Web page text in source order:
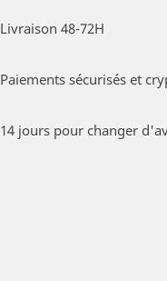
Livraison 48-72H
Paiements sécurisés et
14 jours pour changer